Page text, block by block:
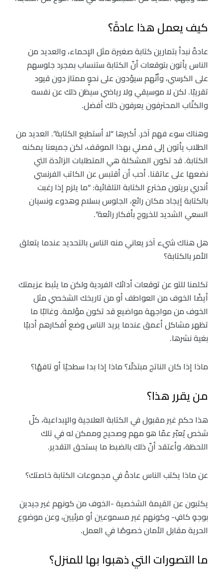
كيف يعمل هذا عادةً؟
عادةً نبدأ بتمارين كتابة صغيرة مثل الإحماء، والعديد من
الناس يأتون بتوقعات أنّ الكتابة ستنساب بمجرد جلوسهم
على الكرسي، وأنّهم سيؤدون على نحوٍ ممتاز دون قيود
تقريبًا. لكن لا موسيقي ولا رياضي سيظن ذلك عن نفسه
والكتّاب المحترفون يعرفون ذلك أفضل.
وهناك سوء فهم آخر. أكبرها “لا أستطيع الكتابة”. العديد من
الطلاب يأتون إلى فصلي بهذا الموقف، لكن جميعنا يمكنه
الكتابة. قد تكون المشكلة هي المتطلبات الزائدة التي
نضعها على عاتقنا. أحب أن أقتبس عن الكاتب الفرنسي
أندري بريتون مخترع الكتابة التلقائية: “ما يلزم إذا رغبت
بالكتابة إيجاد مكان رائع، الجلوس بسلام وهدوء ونسيان
السعي الشديد للخروج بأفكار رائعة”.
هل هناك شيء آخر يعاني منه الناس بالتحديد عندما يتعلق
الأمر بالكتابة؟
تكلمنا للتو عن توقعات أدائك الفردية ولكن ما يثبط عزيمتك
أيضًا الخوف من العواطف أو من تاريخك الشخصي مثل
الخوف من مواجهة مواضيع قد تكون مؤلمة. وغالبًا ما
تظهر مشاكل أعمق عندما يريد الناس وضع أفكارهم أدبيًا
بغية نشرها.
ماذا إذا كان الناتج مبتذلًا؟ ماذا إذا بدا سطحيًا أو تافهًا؟
من يقرر هذا؟
هذا حكم غير مقبول في الكتابة العلاجية والإبداعية، كلّ
شخص يُعبّر عمّا هو مهم وصحيح وممكن له في تلك
اللحظة، وأعتقد أنّ ذلك بالضبط ما يستحق التقدير.
عن ماذا يكتب الناس عادةً في مجموعات الكتابة خاصتك؟
يكتبون عن القيمة الشخصية -الخوف من كونهم غير جيدين
بوجهٍ كافٍ- وكونهم غير مسموعين أو مرئيين، وعن موضوع
الحرية مقابل الأمان خصوصًا في العمل.
ما التصورات التي ذهبوا بها للمنزل؟